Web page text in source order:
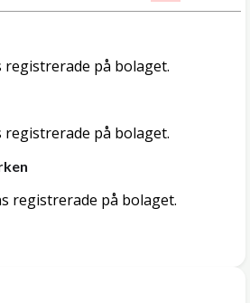
på bolaget.
på bolaget.
registrerade på bolaget.